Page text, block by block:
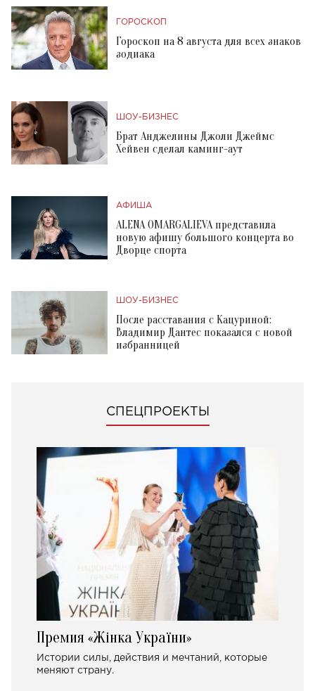
ГОРОСКОП
Гороскоп на 8 августа для всех знаков
зодиака
ШОУ-БИЗНЕС
Брат Анджелины Джоли Джеймс
Хейвен сделал каминг-аут
АФИША
ALENA OMARGALIEVA представила
новую афишу большого концерта во
Дворце спорта
ШОУ-БИЗНЕС
После расставания с Кацуриной:
Владимир Дантес показался с новой
избранницей
СПЕЦПРОЕКТЫ
Премия «Жінка України»
Истории силы, действия и мечтаний, которые
меняют страну.